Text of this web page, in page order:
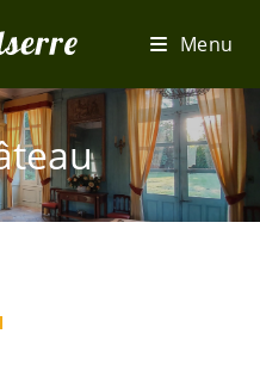
Menu